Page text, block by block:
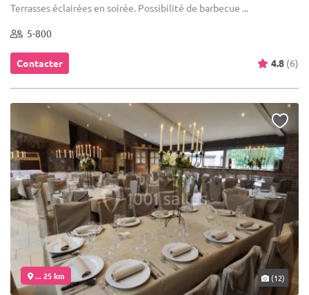
Terrasses éclairées en soirée. Possibilité de barbecue ...
5-800
Contacter 4.8 (6)
... 25 km (12)